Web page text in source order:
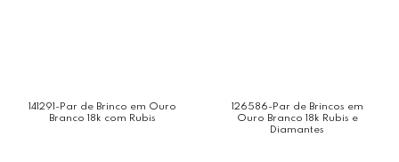
141291-Par de Brinco em Ouro
Branco 18k com Rubis
126586-Par de Brincos em
Ouro Branco 18k Rubis e
Diamantes